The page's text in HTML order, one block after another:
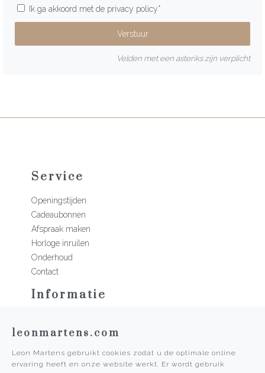
Ik ga akkoord met de privacy policy*
Velden met een asteriks zijn verplicht
Service
Openingstijden
Cadeaubonnen
Afspraak maken
Horloge inruilen
Onderhoud
Contact
Informatie
Historie
Algemene voorwaarden
leonmartens.com
Leon Martens gebruikt cookies zodat u de optimale online
ervaring heeft en onze website werkt. Er wordt gebruik